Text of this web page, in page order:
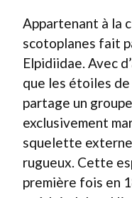
Appartenant à la
scotoplanes fait
Elpidiidae. Avec
que les étoiles de
partage un
exclusivement
squelette
rugueux. Cette
première fois en